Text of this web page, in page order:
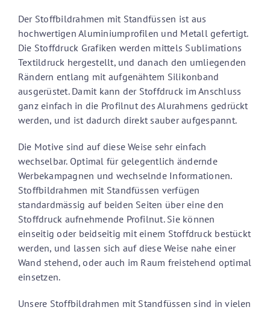
Der Stoffbildrahmen mit Standfüssen ist aus
hochwertigen Aluminiumprofilen und Metall gefertigt.
Die Stoffdruck Grafiken werden mittels Sublimations
Textildruck hergestellt, und danach den umliegenden
Rändern entlang mit aufgenähtem Silikonband
ausgerüstet. Damit kann der Stoffdruck im Anschluss
ganz einfach in die Profilnut des Alurahmens gedrückt
werden, und ist dadurch direkt sauber aufgespannt.
Die Motive sind auf diese Weise sehr einfach
wechselbar. Optimal für gelegentlich ändernde
Werbekampagnen und wechselnde Informationen.
Stoffbildrahmen mit Standfüssen verfügen
standardmässig auf beiden Seiten über eine den
Stoffdruck aufnehmende Profilnut. Sie können
einseitig oder beidseitig mit einem Stoffdruck bestückt
werden, und lassen sich auf diese Weise nahe einer
Wand stehend, oder auch im Raum freistehend optimal
einsetzen.
Unsere Stoffbildrahmen mit Standfüssen sind in vielen